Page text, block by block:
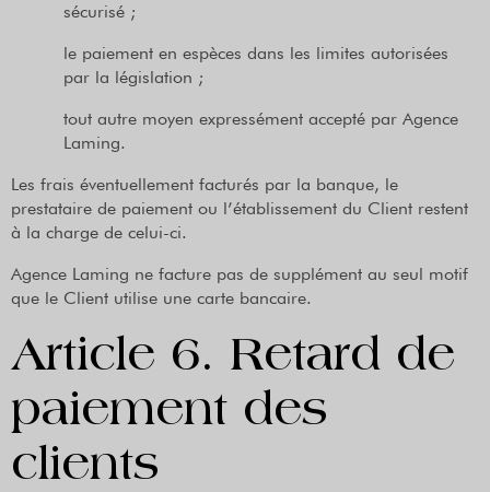
sécurisé ;
le paiement en espèces dans les limites autorisées
par la législation ;
tout autre moyen expressément accepté par Agence
Laming.
Les frais éventuellement facturés par la banque, le
prestataire de paiement ou l’établissement du Client restent
à la charge de celui-ci.
Agence Laming ne facture pas de supplément au seul motif
que le Client utilise une carte bancaire.
Article 6. Retard de
paiement des
clients